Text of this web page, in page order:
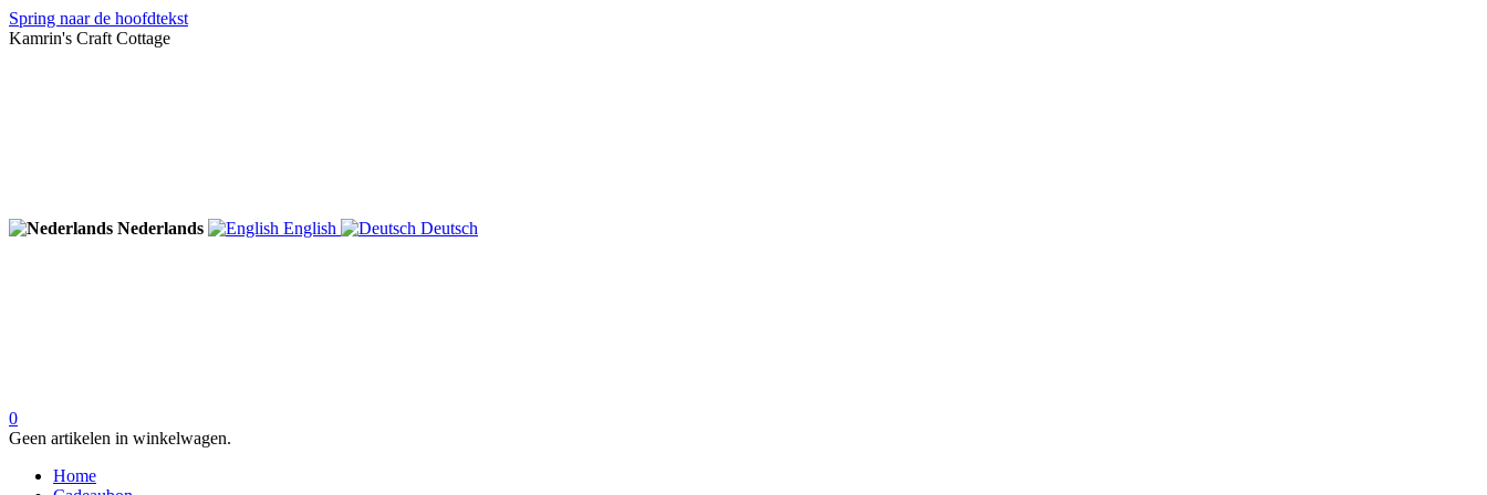
Spring naar de hoofdtekst
Kamrin's Craft Cottage
Nederlands English Deutsch
0
Geen artikelen in winkelwagen.
Home